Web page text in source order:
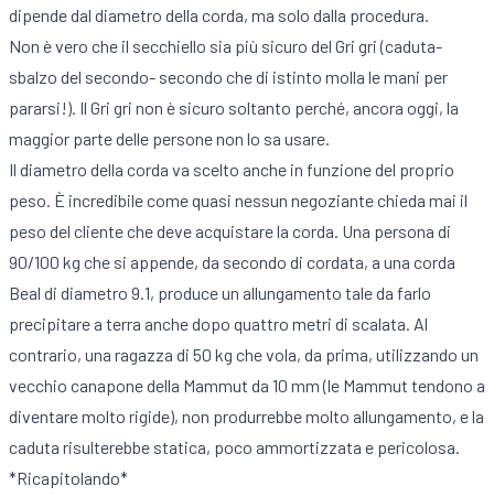
dipende dal diametro della corda, ma solo dalla procedura.
Non è vero che il secchiello sia più sicuro del Gri gri (caduta-
sbalzo del secondo- secondo che di istinto molla le mani per
pararsi!). Il Gri gri non è sicuro soltanto perché, ancora oggi, la
maggior parte delle persone non lo sa usare.
Il diametro della corda va scelto anche in funzione del proprio
peso. È incredibile come quasi nessun negoziante chieda mai il
peso del cliente che deve acquistare la corda. Una persona di
90/100 kg che si appende, da secondo di cordata, a una corda
Beal di diametro 9.1, produce un allungamento tale da farlo
precipitare a terra anche dopo quattro metri di scalata. Al
contrario, una ragazza di 50 kg che vola, da prima, utilizzando un
vecchio canapone della Mammut da 10 mm (le Mammut tendono a
diventare molto rigide), non produrrebbe molto allungamento, e la
caduta risulterebbe statica, poco ammortizzata e pericolosa.
*Ricapitolando*